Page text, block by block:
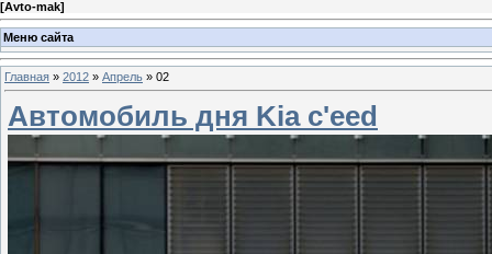
[Avto-mak]
Меню сайта
Главная » 2012 » Апрель » 02
Автомобиль дня Kia c'eed